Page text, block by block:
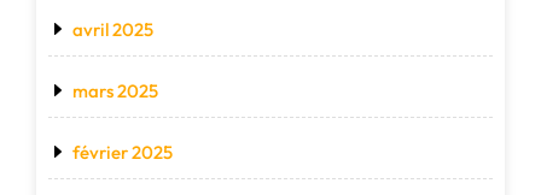
avril 2025
mars 2025
février 2025